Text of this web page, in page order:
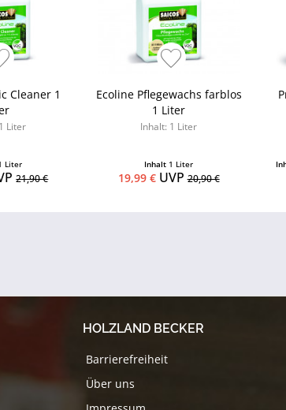
Cleaner 1
Liter
Liter
21,90 €
Ecoline Pflegewachs farblos
1 Liter
Inhalt: 1 Liter
Inhalt 1 Liter
19,99 €UVP20,90 €
HOLZLAND BECKER
Barrierefreiheit
Über uns